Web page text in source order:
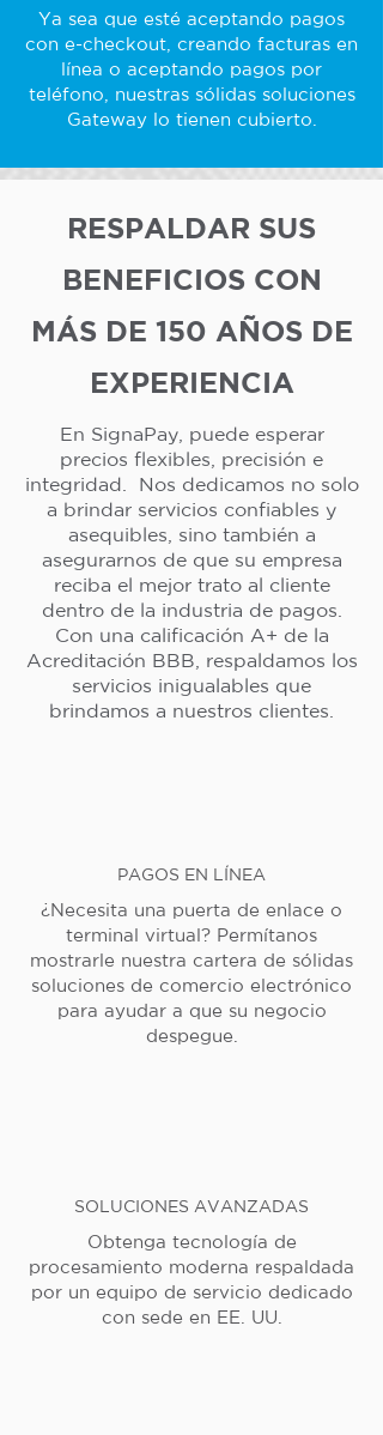
Ya sea que esté aceptando pagos
con e-checkout, creando facturas en
línea o aceptando pagos por
teléfono, nuestras sólidas soluciones
Gateway lo tienen cubierto.
RESPALDAR SUS
BENEFICIOS CON
MÁS DE 150 AÑOS DE
EXPERIENCIA
En SignaPay, puede esperar
precios flexibles, precisión e
integridad. Nos dedicamos no solo
a brindar servicios confiables y
asequibles, sino también a
asegurarnos de que su empresa
reciba el mejor trato al cliente
dentro de la industria de pagos.
Con una calificación A+ de la
Acreditación BBB, respaldamos los
servicios inigualables que
brindamos a nuestros clientes.
PAGOS EN LÍNEA
¿Necesita una puerta de enlace o
terminal virtual? Permítanos
mostrarle nuestra cartera de sólidas
soluciones de comercio electrónico
para ayudar a que su negocio
despegue.
SOLUCIONES AVANZADAS
Obtenga tecnología de
procesamiento moderna respaldada
por un equipo de servicio dedicado
con sede en EE. UU.